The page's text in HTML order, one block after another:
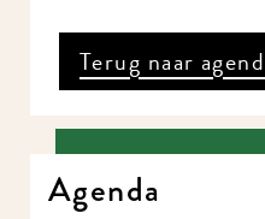
Terug naar
Agenda